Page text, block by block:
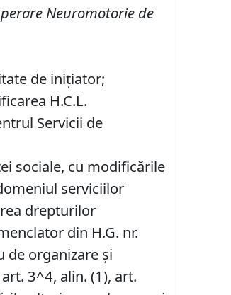
Neuromotorie de
de inițiator;
H.C.L.
Servicii de
sociale, cu modificările
serviciilor
drepturilor
din H.G. nr.
organizare şi
3^4, alin. (1), art.